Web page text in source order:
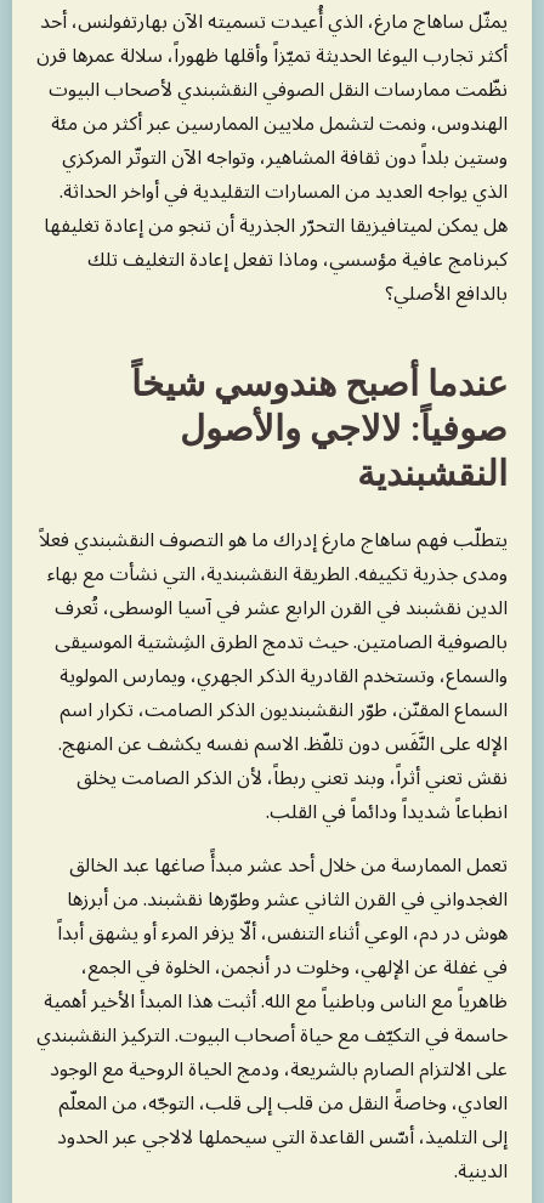
يمثّل ساهاج مارغ، الذي أُعيدت تسميته الآن بهارتفولنس، أحد
أكثر تجارب اليوغا الحديثة تميّزاً وأقلها ظهوراً، سلالة عمرها قرن
نظّمت ممارسات النقل الصوفي النقشبندي لأصحاب البيوت
الهندوس، ونمت لتشمل ملايين الممارسين عبر أكثر من مئة
وستين بلداً دون ثقافة المشاهير، وتواجه الآن التوتّر المركزي
الذي يواجه العديد من المسارات التقليدية في أواخر الحداثة.
هل يمكن لميتافيزيقا التحرّر الجذرية أن تنجو من إعادة تغليفها
كبرنامج عافية مؤسسي، وماذا تفعل إعادة التغليف تلك
بالدافع الأصلي؟
عندما أصبح هندوسي شيخاً
صوفياً: لالاجي والأصول
النقشبندية
يتطلّب فهم ساهاج مارغ إدراك ما هو التصوف النقشبندي فعلاً
ومدى جذرية تكييفه. الطريقة النقشبندية، التي نشأت مع بهاء
الدين نقشبند في القرن الرابع عشر في آسيا الوسطى، تُعرف
بالصوفية الصامتين. حيث تدمج الطرق الشِشتية الموسيقى
والسماع، وتستخدم القادرية الذكر الجهري، ويمارس المولوية
السماع المقنّن، طوّر النقشبنديون الذكر الصامت، تكرار اسم
الإله على النَّفَس دون تلفّظ. الاسم نفسه يكشف عن المنهج.
نقش تعني أثراً، وبند تعني ربطاً، لأن الذكر الصامت يخلق
انطباعاً شديداً ودائماً في القلب.
تعمل الممارسة من خلال أحد عشر مبدأً صاغها عبد الخالق
الغجدواني في القرن الثاني عشر وطوّرها نقشبند. من أبرزها
هوش در دم، الوعي أثناء التنفس، ألّا يزفر المرء أو يشهق أبداً
في غفلة عن الإلهي، وخلوت در أنجمن، الخلوة في الجمع،
ظاهرياً مع الناس وباطنياً مع الله. أثبت هذا المبدأ الأخير أهمية
حاسمة في التكيّف مع حياة أصحاب البيوت. التركيز النقشبندي
على الالتزام الصارم بالشريعة، ودمج الحياة الروحية مع الوجود
العادي، وخاصةً النقل من قلب إلى قلب، التوجّه، من المعلّم
إلى التلميذ، أسّس القاعدة التي سيحملها لالاجي عبر الحدود
الدينية.